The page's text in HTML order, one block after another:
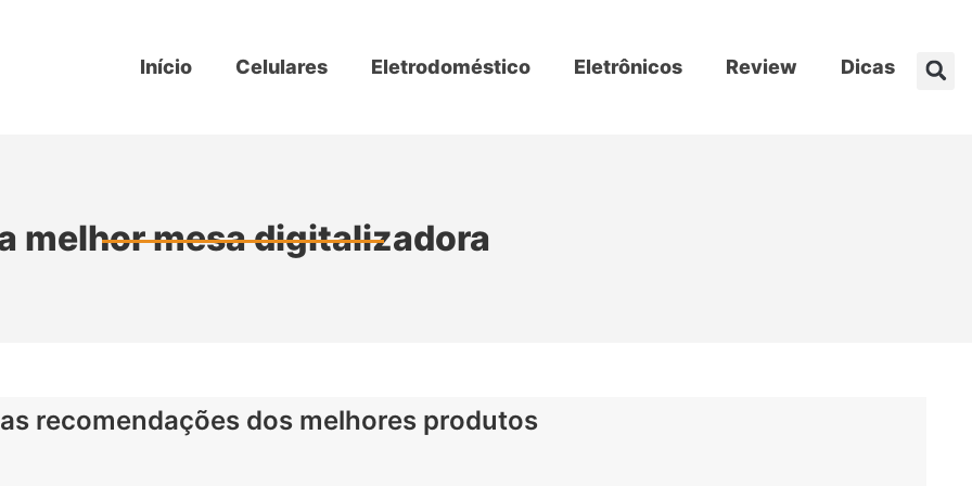
Início Celulares Eletrodoméstico Eletrônicos Review Dicas
melhor mesa digitalizadora
recomendações dos melhores produtos